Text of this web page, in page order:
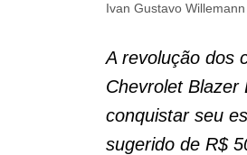
Ivan Gustavo Willemann
A revolução dos
Chevrolet
conquistar seu
sugerido de R$